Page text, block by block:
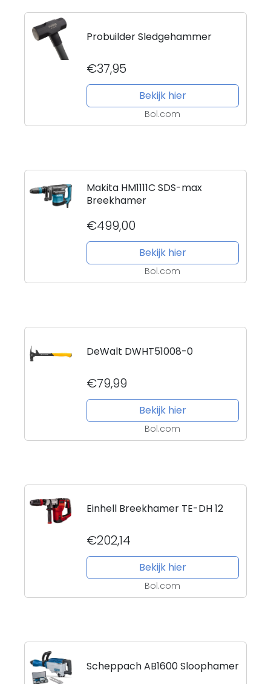
Probuilder Sledgehammer
€37,95
Bekijk hier
Bol.com
Makita HM1111C SDS-max
Breekhamer
€499,00
Bekijk hier
Bol.com
DeWalt DWHT51008-0
€79,99
Bekijk hier
Bol.com
Einhell Breekhamer TE-DH 12
€202,14
Bekijk hier
Bol.com
Scheppach AB1600 Sloophamer